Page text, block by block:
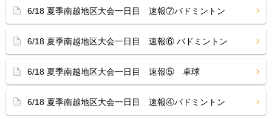
6/18 夏季南越地区大会一日目 速報⑦バドミントン
6/18 夏季南越地区大会一日目 速報⑥ バドミントン
6/18 夏季南越地区大会一日目 速報⑤ 卓球
6/18 夏季南越地区大会一日目 速報④バドミントン